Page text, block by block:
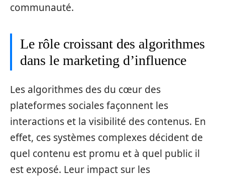
communauté.
Le rôle croissant des algorithmes
dans le marketing d’influence
Les algorithmes des du cœur des
plateformes sociales façonnent les
interactions et la visibilité des contenus. En
effet, ces systèmes complexes décident de
quel contenu est promu et à quel public il
est exposé. Leur impact sur les